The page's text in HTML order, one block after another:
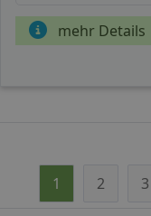
mehr Details
1 2 3